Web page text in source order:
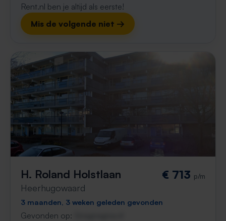
Rent.nl ben je altijd als eerste!
Mis de volgende niet →
H. Roland Holstlaan
Heerhugowaard
€ 713 p/m
3 maanden, 3 weken geleden gevonden
Gevonden op: